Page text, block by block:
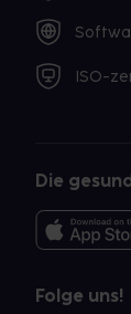
ISO-
Die
Folge uns!